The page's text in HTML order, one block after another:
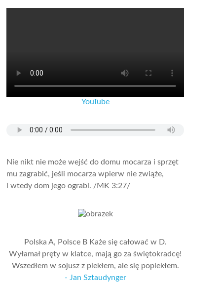
YouTube
Nie nikt nie może wejść do domu mocarza i sprzęt
mu zagrabić, jeśli mocarza wpierw nie zwiąże,
i wtedy dom jego ograbi. /MK 3:27/
Polska A, Polsce B Każe się całować w D.
Wyłamał pręty w klatce, mają go za świętokradcę!
Wszedłem w sojusz z piekłem, ale się popiekłem.
- Jan Sztaudynger